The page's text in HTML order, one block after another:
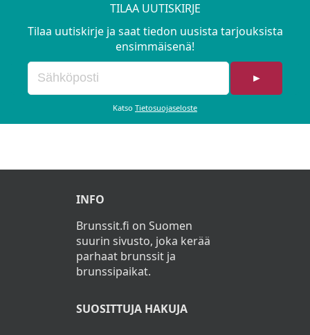
TILAA UUTISKIRJE
Tilaa uutiskirje ja saat tiedon uusista tarjouksista
ensimmäisenä!
►
Katso Tietosuojaseloste
INFO
Brunssit.fi on Suomen
suurin sivusto, joka kerää
parhaat brunssit ja
brunssipaikat.
SUOSITTUJA HAKUJA